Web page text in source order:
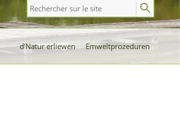
d’Natur erliewen Emweltprozeduren
Rechercher
sur
le
site